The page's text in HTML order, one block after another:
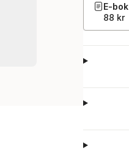
E-bok
88 kr